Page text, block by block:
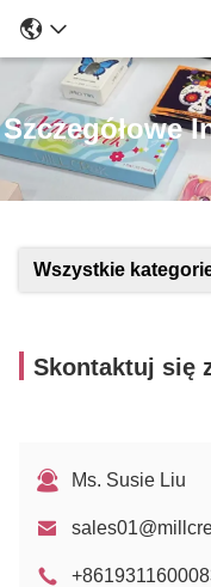
Szczegółowe
Wszystkie
Skontaktuj się
Ms. Susie Liu